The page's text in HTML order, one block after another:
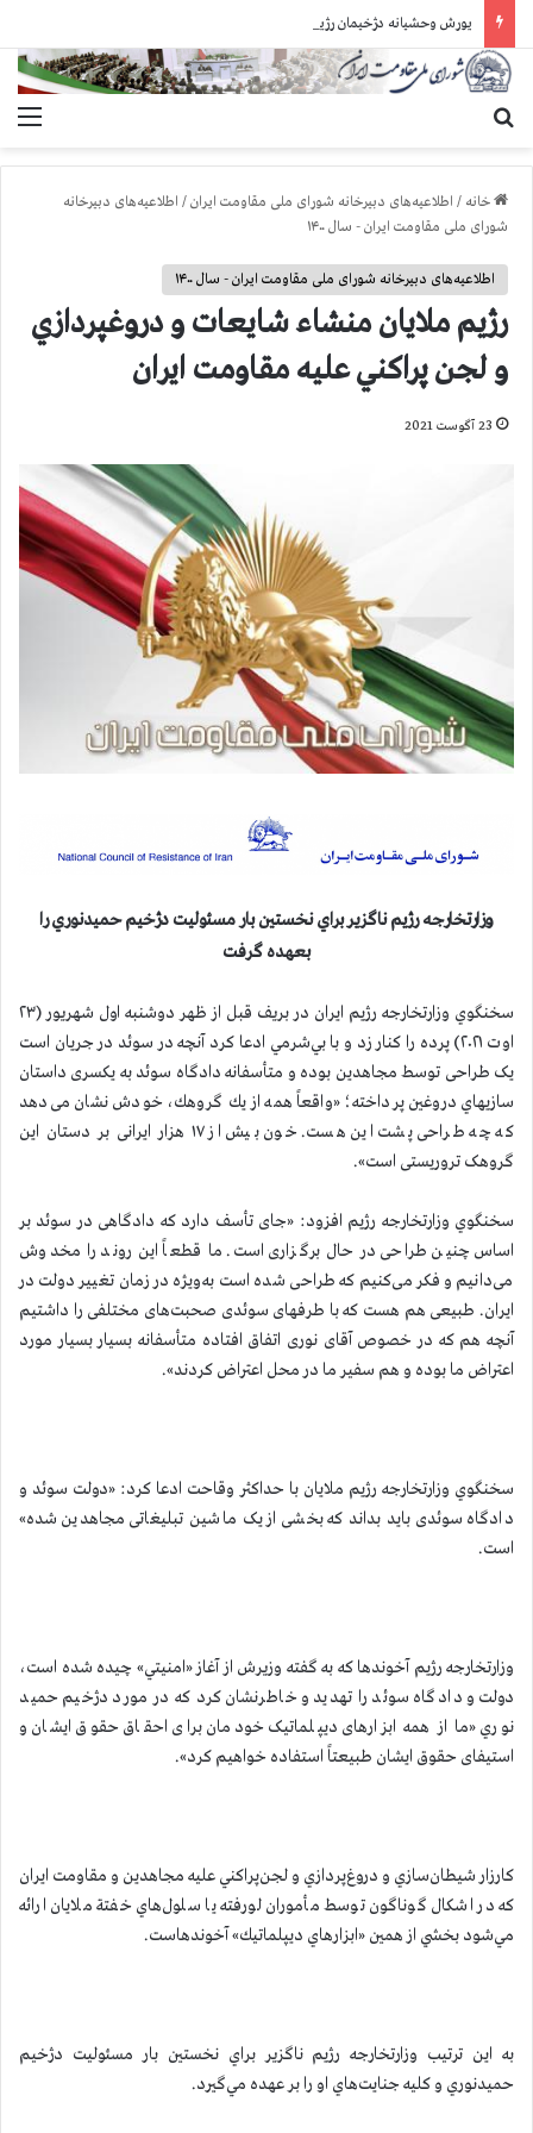
خانه / اطلاعیه‌های دبیرخانه شورای ملی مقاومت ایران/ اطلاعیه‌های دبیرخانه
شورای ملی مقاومت ایران - سال ۱۴۰۰
اطلاعیه‌های دبیرخانه شورای ملی مقاومت ایران - سال ۱۴۰۰
رژيم ملايان منشاء شايعات و دروغپردازي
و لجن پراكني عليه مقاومت ايران
23 آگوست 2021
وزارتخارجه رژيم ناگزير براي نخستين بار مسئوليت دژخيم حميدنوري را
بعهده گرفت
سخنگوي وزارتخارجه رژيم ايران در بريف قبل از ظهر دوشنبه اول شهريور (۲۳
اوت ۲۰۲۱) پرده را كنار زد و با بي‌شرمي ادعا كرد آنچه در سوئد در جریان است
یک طراحی توسط مجاهدين بوده و متأسفانه دادگاه سوئد به یکسری داستان
سازیهاي دروغين پرداخته؛ «واقعاً همه از يك گروهك، خودش نشان می‌دهد
که چه طراحی پشت این هست. خون بیش از ۱۷ هزار ایرانی بر دستان این
گروهک تروریستی است».
سخنگوي وزارتخارجه رژيم افزود: «جای تأسف دارد که دادگاهی در سوئد بر
اساس چنین طراحی در حال برگزاری است. ما قطعاً این روند را مخدوش
می‌دانیم و فکر می‌کنیم که طراحی شده است به‌ویژه در زمان تغییر دولت در
ایران. طبیعی هم هست که با طرفهای سوئدی صحبت‌های مختلفی را داشتیم
آنچه هم که در خصوص آقای نوری اتفاق افتاده متأسفانه بسیار بسیار مورد
اعتراض ما بوده و هم سفیر ما در محل اعتراض کردند».
سخنگوي وزارتخارجه رژيم ملايان با حداكثر وقاحت ادعا كرد: «دولت سوئد و
دادگاه سوئدی باید بداند که بخشی از یک ماشین تبلیغاتی مجاهدين شده»
است.
وزارتخارجه رژيم آخوندها كه به گفته وزيرش از آغاز «امنيتي» چيده شده است،
دولت و دادگاه سوئد را تهديد و خاطرنشان كرد كه در مورد دژخيم حميد
نوري «ما از همه ابزارهای دیپلماتیک خودمان برای احقاق حقوق ایشان و
استیفای حقوق ایشان طبیعتاً استفاده خواهیم کرد».
كارزار شيطان‌سازي و دروغ‌پردازي و لجن‌پراكني عليه مجاهدين و مقاومت ايران
كه در اشكال گوناگون توسط مأموران لورفته يا سلول‌هاي خفتة ملايان ارائه
مي‌شود بخشي از همين «ابزارهاي ديپلماتيك» آخوندهاست.
به اين ترتيب وزارتخارجه رژيم ناگزير براي نخستين بار مسئوليت دژخيم
حميدنوري و كليه جنايت‌هاي او را بر عهده مي‌گيرد.